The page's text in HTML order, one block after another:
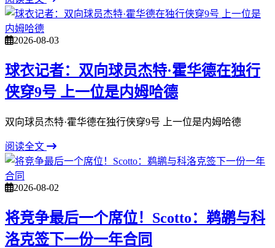
2026-08-03
球衣记者：双向球员杰特·霍华德在独行
侠穿9号 上一位是内姆哈德
双向球员杰特·霍华德在独行侠穿9号 上一位是内姆哈德
阅读全文
2026-08-02
将竞争最后一个席位！Scotto：鹈鹕与科
洛克签下一份一年合同